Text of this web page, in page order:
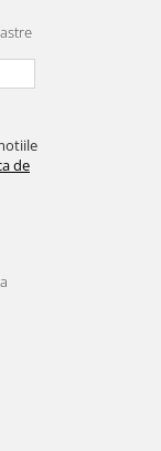
de